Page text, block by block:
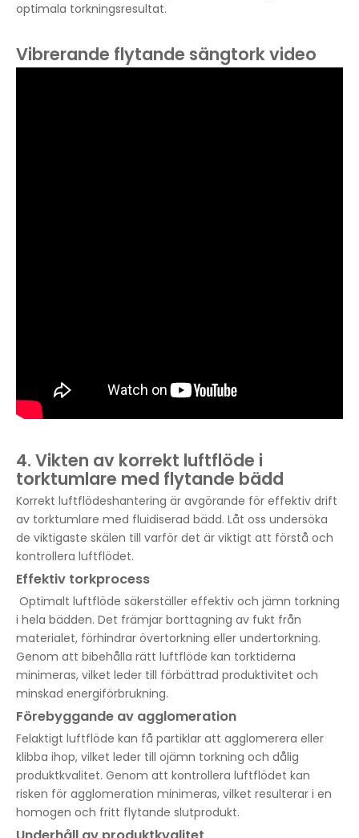
optimala torkningsresultat.
Vibrerande flytande sängtork video
4. Vikten av korrekt luftflöde i
torktumlare med flytande bädd
Korrekt luftflödeshantering är avgörande för effektiv drift
av torktumlare med fluidiserad bädd. Låt oss undersöka
de viktigaste skälen till varför det är viktigt att förstå och
kontrollera luftflödet.
Effektiv torkprocess
Optimalt luftflöde säkerställer effektiv och jämn torkning
i hela bädden. Det främjar borttagning av fukt från
materialet, förhindrar övertorkning eller undertorkning.
Genom att bibehålla rätt luftflöde kan torktiderna
minimeras, vilket leder till förbättrad produktivitet och
minskad energiförbrukning.
Förebyggande av agglomeration
Felaktigt luftflöde kan få partiklar att agglomerera eller
klibba ihop, vilket leder till ojämn torkning och dålig
produktkvalitet. Genom att kontrollera luftflödet kan
risken för agglomeration minimeras, vilket resulterar i en
homogen och fritt flytande slutprodukt.